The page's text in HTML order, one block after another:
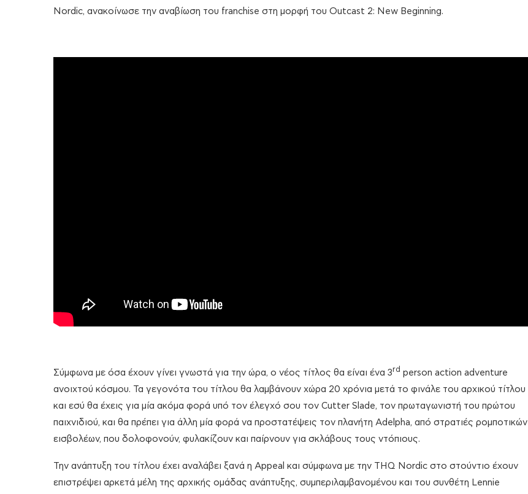
Nordic, ανακοίνωσε την αναβίωση του franchise στη μορφή του Outcast 2: New Beginning.
Σύμφωνα με όσα έχουν γίνει γνωστά για την ώρα, o νέος τίτλος θα είναι ένα 3rd person action adventure
ανοιχτού κόσμου. Τα γεγονότα του τίτλου θα λαμβάνουν χώρα 20 χρόνια μετά το φινάλε του αρχικού τίτλου
και εσύ θα έχεις για μία ακόμα φορά υπό τον έλεγχό σου τον Cutter Slade, τον πρωταγωνιστή του πρώτου
παιχνιδιού, και θα πρέπει για άλλη μία φορά να προστατέψεις τον πλανήτη Adelpha, από στρατιές ρομποτικών
εισβολέων, που δολοφονούν, φυλακίζουν και παίρνουν για σκλάβους τους ντόπιους.
Την ανάπτυξη του τίτλου έχει αναλάβει ξανά η Appeal και σύμφωνα με την THQ Nordic στο στούντιο έχουν
επιστρέψει αρκετά μέλη της αρχικής ομάδας ανάπτυξης, συμπεριλαμβανομένου και του συνθέτη Lennie